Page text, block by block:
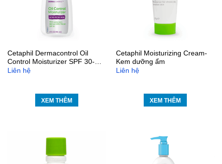
Cetaphil Dermacontrol Oil
Control Moisturizer SPF 30-
Kem dưỡng ẩm chống nắng
Liên hệ
XEM THÊM
Cetaphil Moisturizing Cream-
Kem dưỡng ẩm
Liên hệ
XEM THÊM